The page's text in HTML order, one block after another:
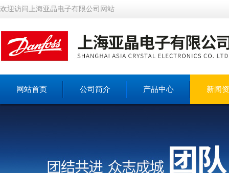
欢迎访问上海亚晶电子有限公司网站
网站首页 公司简介 产品中心 新闻